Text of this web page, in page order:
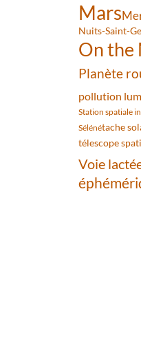
Mars
Nuits-Saint-
On the
Planète
pollution
Station spatiale
Sélénétache
télescope
Voie